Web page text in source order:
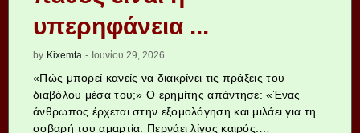
υπερηφάνεια ...
by Kixemta - Ιουνίου 29, 2026
«Πώς μπορεί κανείς να διακρίνει τις πράξεις του
διαβόλου μέσα του;» Ο ερημίτης απάντησε: «Ένας
άνθρωπος έρχεται στην εξομολόγηση και μιλάει για τη
σοβαρή του αμαρτία. Περνάει λίγος καιρός.…